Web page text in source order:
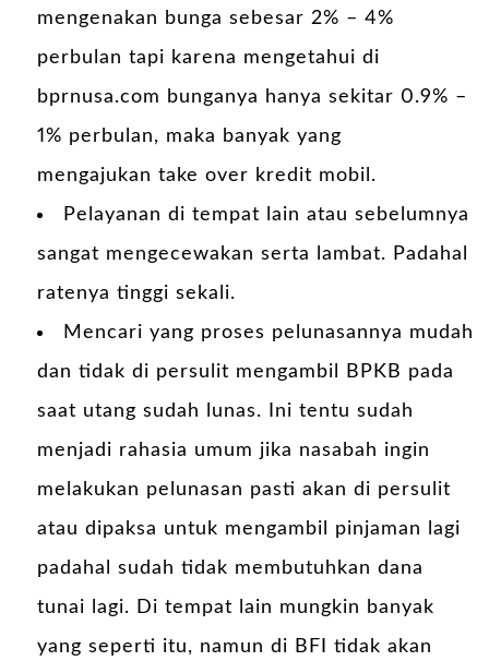
mengenakan bunga sebesar 2% – 4%
perbulan tapi karena mengetahui di
bprnusa.com bunganya hanya sekitar 0.9% –
1% perbulan, maka banyak yang
mengajukan take over kredit mobil .
Pelayanan di tempat lain atau sebelumnya
sangat mengecewakan serta lambat. Padahal
ratenya tinggi sekali.
Mencari yang proses pelunasannya mudah
dan tidak di persulit mengambil BPKB pada
saat utang sudah lunas. Ini tentu sudah
menjadi rahasia umum jika nasabah ingin
melakukan pelunasan pasti akan di persulit
atau dipaksa untuk mengambil pinjaman lagi
padahal sudah tidak membutuhkan dana
tunai lagi. Di tempat lain mungkin banyak
yang seperti itu, namun di BFI tidak akan